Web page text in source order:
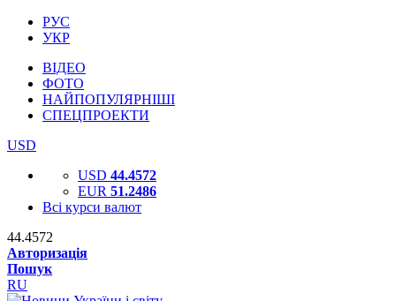
РУС
УКР
ВІДЕО
ФОТО
НАЙПОПУЛЯРНІШІ
СПЕЦПРОЕКТИ
USD
USD 44.4572
EUR 51.2486
Всі курси валют
44.4572
Авторизація
Пошук
RU